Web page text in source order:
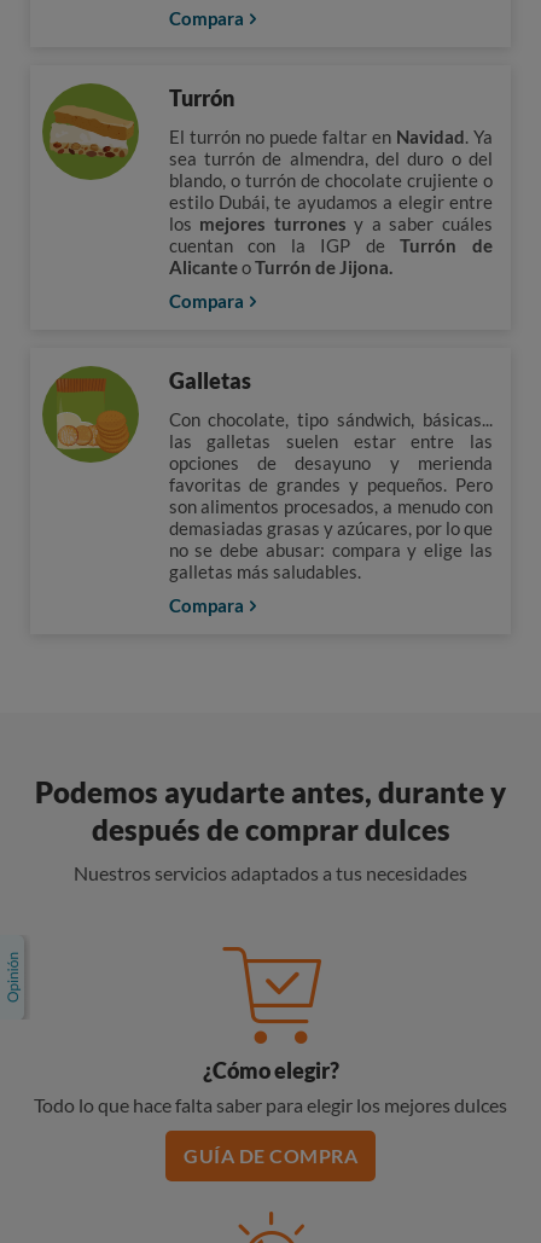
Compara
Turrón
El turrón no puede faltar en Navidad. Ya
sea turrón de almendra, del duro o del
blando, o turrón de chocolate crujiente o
estilo Dubái, te ayudamos a elegir entre
los mejores turrones y a saber cuáles
cuentan con la IGP deTurrón de
AlicanteoTurrón de Jijona.
Compara
Galletas
Con chocolate, tipo sándwich, básicas...
las galletas suelen estar entre las
opciones de desayuno y merienda
favoritas de grandes y pequeños. Pero
son alimentos procesados, a menudo con
demasiadas grasas y azúcares, por lo que
no se debe abusar: compara y elige las
galletas más saludables.
Compara
Podemos ayudarte antes, durante y
después de comprar dulces
Nuestros servicios adaptados a tus necesidades
¿Cómo elegir?
Todo lo que hace falta saber para elegir los mejores dulces
GUÍA DE COMPRA